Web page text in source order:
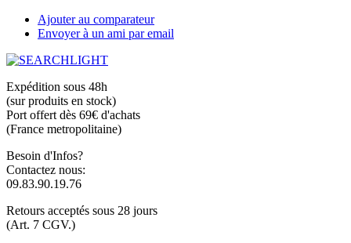
Ajouter au comparateur
Envoyer à un ami par email
Expédition sous 48h
(sur produits en stock)
Port offert dès 69€ d'achats
(France metropolitaine)
Besoin d'Infos?
Contactez nous:
09.83.90.19.76
Retours acceptés sous 28 jours
(Art. 7 CGV.)